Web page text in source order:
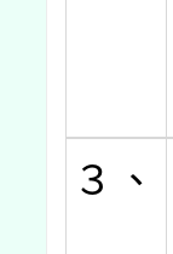
３、